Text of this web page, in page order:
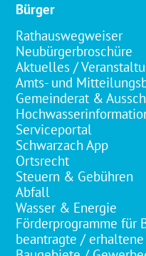
Bürger
Rathauswegweiser
Neubürgerbroschüre
Aktuelles /
Amts- und
Gemeinderat &
Serviceportal
Schwarzach App
Ortsrecht
Steuern & Gebühren
Abfall
Wasser & Energie
Förderprogramme für
beantragte /